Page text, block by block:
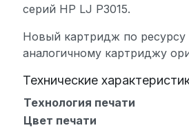
серий HP LJ P3015.
Новый картридж по ресурсу
аналогичному картриджу
Технические
Технология печати
Цвет печати